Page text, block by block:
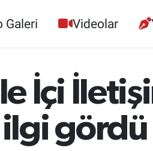
Galeri Videolar
İçi
ilgi gördü